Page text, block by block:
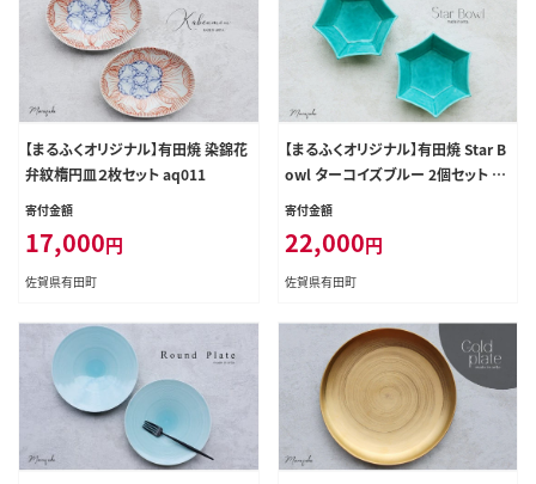
【まるふくオリジナル】有田焼 染錦花
弁紋楕円皿２枚セット aq011
寄付金額
17,000円
佐賀県有田町
【まるふくオリジナル】有田焼 Star B
owl ターコイズブルー 2個セット 青
ブルー 夏の器 小鉢 中鉢 スター 星
ペア aq030
寄付金額
22,000円
佐賀県有田町